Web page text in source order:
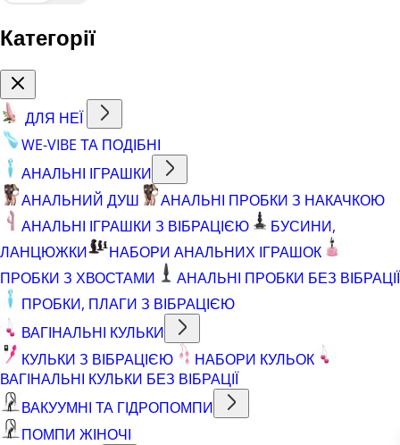
Категорії
ДЛЯ НЕЇ
WE-VIBE ТА ПОДІБНІ
АНАЛЬНІ ІГРАШКИ
АНАЛЬНИЙ ДУШ
АНАЛЬНІ ПРОБКИ З НАКАЧКОЮ
АНАЛЬНІ ІГРАШКИ З ВІБРАЦІЄЮ
БУСИНИ,
ЛАНЦЮЖКИ
НАБОРИ АНАЛЬНИХ ІГРАШОК
ПРОБКИ З ХВОСТАМИ
АНАЛЬНІ ПРОБКИ БЕЗ ВІБРАЦІЇ
ПРОБКИ, ПЛАГИ З ВІБРАЦІЄЮ
ВАГІНАЛЬНІ КУЛЬКИ
КУЛЬКИ З ВІБРАЦІЄЮ
НАБОРИ КУЛЬОК
ВАГІНАЛЬНІ КУЛЬКИ БЕЗ ВІБРАЦІЇ
ВАКУУМНІ ТА ГІДРОПОМПИ
ПОМПИ ЖІНОЧІ